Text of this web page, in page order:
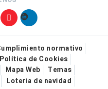
normativo
Política de Cookies
Mapa Web
Temas
Loteria de navidad